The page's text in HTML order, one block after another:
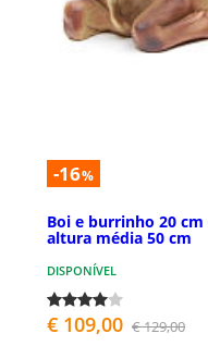
-16%
Boi e burrinho 20
altura média 50 cm
DISPONÍVEL
€ 109,00 € 129,00